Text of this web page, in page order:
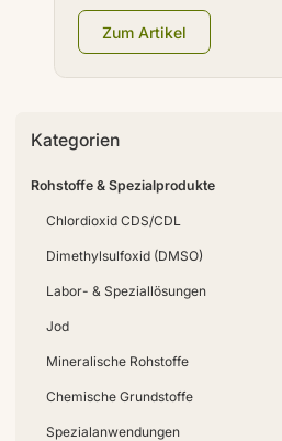
Zum Artikel
Kategorien
Rohstoffe & Spezialprodukte
Chlordioxid CDS/CDL
Dimethylsulfoxid (DMSO)
Labor- & Speziallösungen
Jod
Mineralische Rohstoffe
Chemische Grundstoffe
Spezialanwendungen